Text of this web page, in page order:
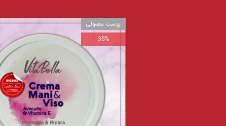
پوست معمولی
35%